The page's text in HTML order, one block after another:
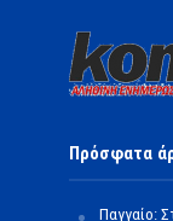
Πρόσφατα
Παγγαίο: